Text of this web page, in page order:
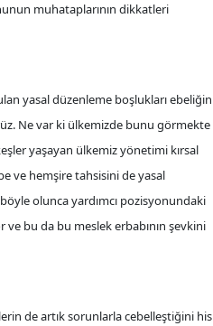
muhataplarının dikkatleri
yasal düzenleme boşlukları ebeliğin
Ne var ki ülkemizde bunu görmekte
yaşayan ülkemiz yönetimi kırsal
ve hemşire tahsisini de yasal
olunca yardımcı pozisyonundaki
bu da bu meslek erbabının şevkini
de artık sorunlarla cebelleştiğini his